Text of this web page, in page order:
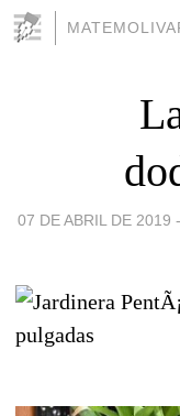
07 DE ABRIL DE 2019